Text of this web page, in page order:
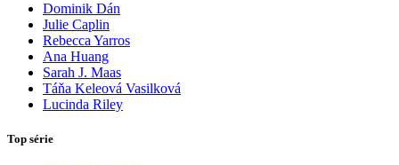
Dominik Dán
Julie Caplin
Rebecca Yarros
Ana Huang
Sarah J. Maas
Táňa Keleová Vasilková
Lucinda Riley
Top série